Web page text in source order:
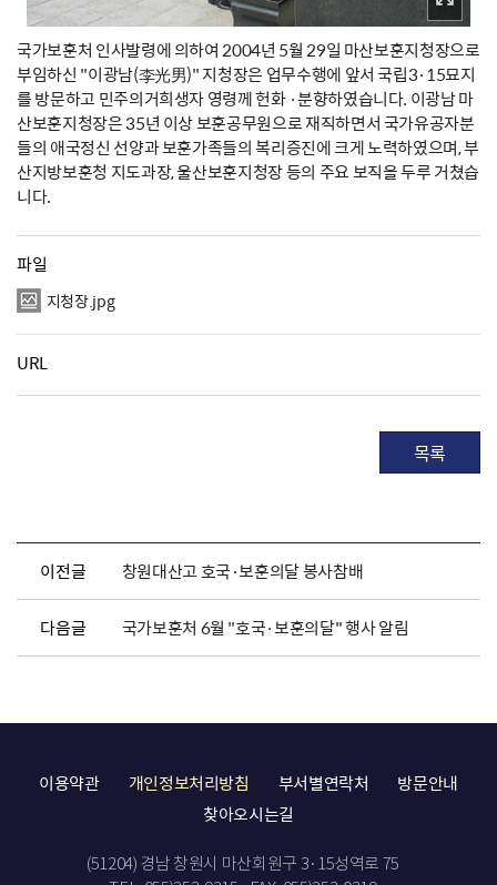
국가보훈처 인사발령에 의하여 2004년 5월 29일 마산보훈지청장으로
부임하신 "이광남(李光男)" 지청장은 업무수행에 앞서 국립3·15묘지
를 방문하고 민주의거희생자 영령께 헌화 ·분향하였습니다. 이광남 마
산보훈지청장은 35년 이상 보훈공무원으로 재직하면서 국가유공자분
들의 애국정신 선양과 보훈가족들의 복리증진에 크게 노력하였으며, 부
산지방보훈청 지도과장, 울산보훈지청장 등의 주요 보직을 두루 거쳤습
니다.
파일
지청장.jpg
URL
목록
이전글 창원대산고 호국·보훈의달 봉사참배
다음글 국가보훈처 6월 "호국·보훈의달" 행사 알림
이용약관 개인정보처리방침 부서별연락처
방문안내
찾아오시는길
(51204) 경남 창원시 마산회원구 3·15성역로 75